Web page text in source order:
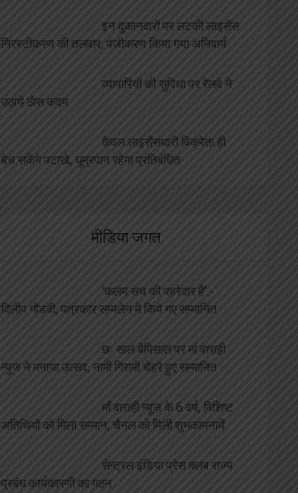
इन दुकानदारों पर लटकी लाइसेंस
निरस्टीकरण की तलवार, पंजीकरण किया गया अनिवार्य
व्यापारियों की सुविधा पर रेलवे ने
उठाये ठोस कदम
केवल लाइसेंसधारी विक्रेता ही
बेच सकेंगे पटाखे, धूम्रपान रहेगा प्रतिबंधित
मीडिया जगत
‘कलम सच की पहरेदार है’:-
दिलीप गोंडवी, पत्रकार सम्मलेन में किये गए सम्मानित
छः साल बेमिसाल पर मां वाराही
न्यूज ने मनाया उत्सव, नामी गिरामी चेहरे हुए सम्मानित
माँ वाराही न्यूज़ के 6 वर्ष, विशिष्ट
अतिथियों को मिला सम्मान, चैनल को मिली शुभकामनायें
सेन्ट्रल इंडिया प्रेस क्लब राज्य
प्रबंध कार्यकारणी का गठन